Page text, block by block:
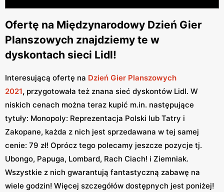
Ofertę na Międzynarodowy Dzień Gier
Planszowych znajdziemy te w
dyskontach sieci Lidl!
Interesującą ofertę na Dzień Gier Planszowych
2021, przygotowała też znana sieć dyskontów Lidl. W
niskich cenach można teraz kupić m.in. następujące
tytuły: Monopoly: Reprezentacja Polski lub Tatry i
Zakopane, każda z nich jest sprzedawana w tej samej
cenie: 79 zł! Oprócz tego polecamy jeszcze pozycje tj.
Ubongo, Papuga, Lombard, Rach Ciach! i Ziemniak.
Wszystkie z nich gwarantują fantastyczną zabawę na
wiele godzin! Więcej szczegółów dostępnych jest poniżej!